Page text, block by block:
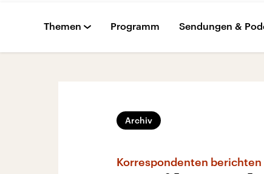
Themen Programm Sendungen &
Archiv
Korrespondenten berichten